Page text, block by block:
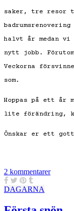
saker, tre resor till
halvt år medan
nytt jobb.
Veckorna
som.
Hoppas på ett år
lite förändring,
Önskar er ett
2 kommentarer
DAGARNA